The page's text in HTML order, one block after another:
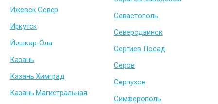
Ижевск Север
Иркутск
Йошкар-Ола
Казань
Казань Химград
Казань Магистральная
Севастополь
Северодвинск
Сергиев Посад
Серов
Серпухов
Симферополь